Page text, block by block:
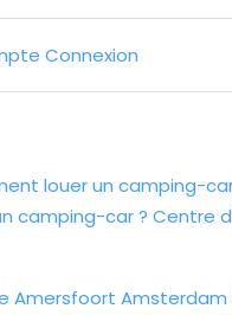
Connexion
louer un camping-
camping-car ? Centre
Amersfoort Amsterdam